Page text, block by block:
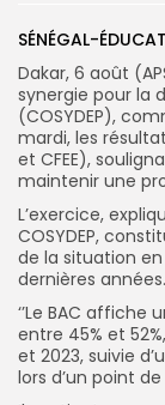
Search
for:
FR
SÉNÉGAL-
Dakar, 6 août
synergie pour la
(COSYDEP),
mardi, les
et CFEE),
maintenir une
L’exercice,
COSYDEP,
de la situation en
dernières années.
‘’Le BAC
entre 45% et
et 2023, suivie
lors d’un point